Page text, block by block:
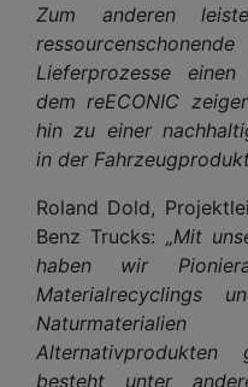
Zum anderen
Lieferprozesse
dem reECONIC
hin zu einer
in der
Roland Dold,
Benz Trucks: „Mit
haben wir
Materialrecyclings
Alternativprodukten
besteht unter